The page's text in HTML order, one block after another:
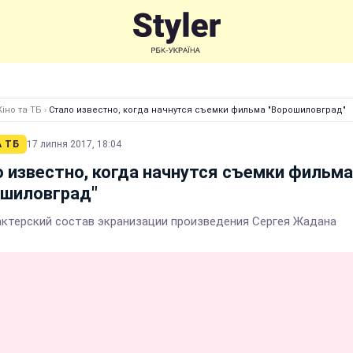
та ТБ › Стало известно, когда начнутся съемки фильма "Ворошиловград"
ТБ 17 липня 2017, 18:04
известно, когда начнутся съемки фильма
состав экранизации произведения Сергея Жадана